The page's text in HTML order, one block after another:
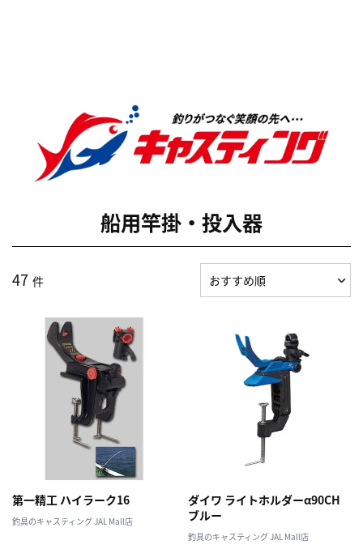
船用竿掛・投入器
47 件
第一精工 ハイラーク16
釣具のキャスティング JAL Mall店
ダイワ ライトホルダーα90CH
ブルー
釣具のキャスティング JAL Mall店